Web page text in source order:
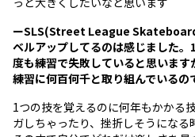
ーSLS(Street League
ベルアップしてるのは感じました
度も練習で失敗していると思います
練習に何百何千と取り組んでいるの
1つの技を覚えるのに何年もかかる
ガしちゃったり、挫折しそうになる